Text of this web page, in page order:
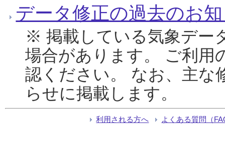
データ修正の過去のお
※ 掲載している気象デー
場合があります。 ご利用
認ください。 なお、主な
らせに掲載します。
利用される方へ よくある質問（